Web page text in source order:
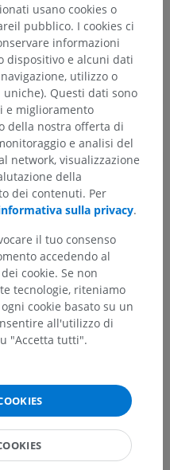
animali
traduzione o
problema
usano cookies o
pubblico. I cookies ci
informazioni
dispositivo e alcuni dati
utilizzo o
Questi dati sono
e miglioramento
della nostra offerta di
e analisi del
network, visualizzazione
della
dei contenuti. Per
sulla privacy.
il tuo consenso
accedendo al
cookie. Se non
tecnologie, riteniamo
cookie basato su un
all'utilizzo di
"Accetta tutti".